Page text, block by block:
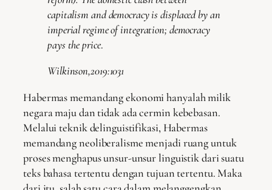
capitalism and democracy is displaced by an
imperial regime of integration; democracy
pays the price.
Wilkinson,2019:1031
Habermas memandang ekonomi hanyalah milik
negara maju dan tidak ada cermin kebebasan.
Melalui teknik delinguistifikasi, Habermas
memandang neoliberalisme menjadi ruang untuk
proses menghapus unsur-unsur linguistik dari suatu
teks bahasa tertentu dengan tujuan tertentu. Maka